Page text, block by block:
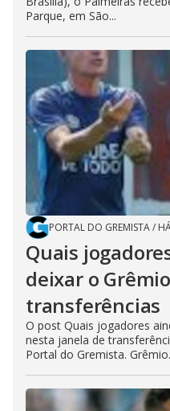
Parque, em São...
PORTAL DO GREMISTA/
Quais
deixar o
transferências
O post Quais jogadores
nesta janela de
Portal do Gremista.